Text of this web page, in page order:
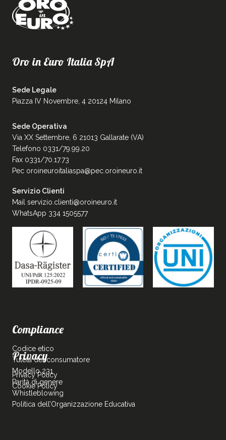
Oro in Euro Italia SpA
Sede Legale
Piazza IV Novembre, 4 20124 Milano
Sede Operativa
Via XX Settembre, 6 21013 Gallarate (VA)
Telefono 0331/79.99.20
Fax 0331/70.17.73
Pec oroineuroitaliaspa@pec.oroineuro.it
Servizio Clienti
Mail servizio.clienti@oroineuro.it
WhatsApp 334 1505577
Compliance
Codice etico
Tutela del consumatore
Modello 231
Parità di genere
Whistleblowing
Politica dell’Organizzazione Educativa
Privacy
Privacy Policy
Cookie Policy